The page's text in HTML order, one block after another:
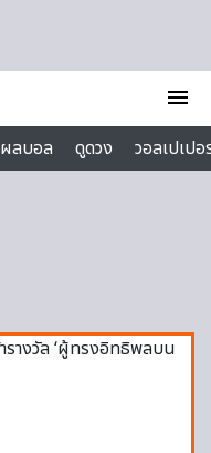
menu
ผลบอล ดูดวง
วอลเปเป